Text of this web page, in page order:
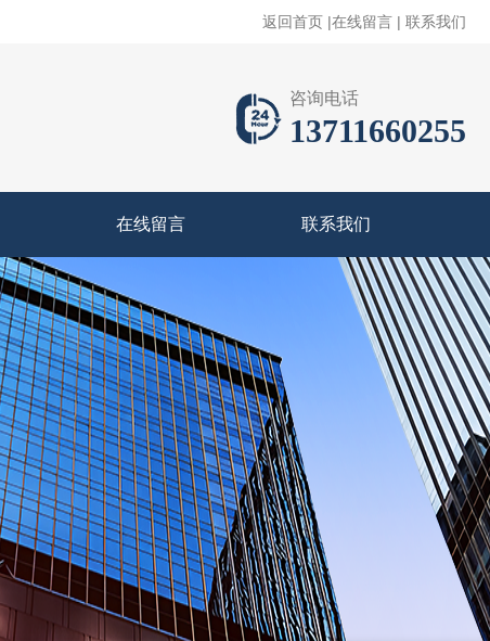
返回首页 |在线留言 | 联系我们
咨询电话
13711660255
在线留言 联系我们